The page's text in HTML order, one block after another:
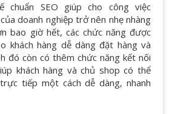
chuẩn SEO giúp cho công việc
doanh nghiệp trở nên nhẹ nhàng
bao giờ hết, các chức năng được
khách hàng dễ dàng đặt hàng và
đó còn có thêm chức năng kết nối
khách hàng và chủ shop có thể
tiếp một cách dễ dàng, nhanh